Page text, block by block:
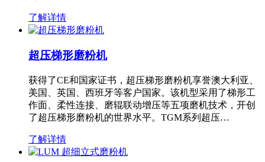
了解详情
超压梯形磨粉机
获得了CE和国家证书，超压梯形磨粉机享誉澳大利亚、
美国、英国、西班牙等客户国家。该机型采用了梯形工
作面、柔性连接、磨辊联动增压等五项磨机技术，开创
了超压梯形磨粉机的世界水平。TGM系列超压…
了解详情